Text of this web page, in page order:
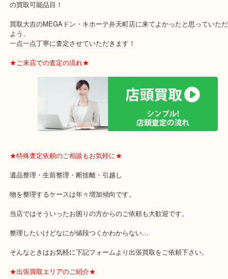
・ご成約後の営業電話は一切なし！
・お買取後のアンケートやDMなども一切なし！
・ドン・キホーテと提携しており、駐車場無料サービスがあります
の来店も安心！
・貴金属やブランド品などのお品以外にも切手や骨董品・家電など
買取大吉のMEGAドン・キホーテ弁天町店に来てよかったと思って
一点一点丁寧に査定させていただきます！
★ご来店での査定の流れ★
★特殊査定依頼のご相談もお気軽に★
遺品整理・生前整理・断捨離・引越し